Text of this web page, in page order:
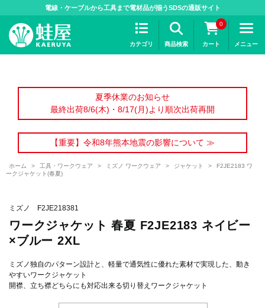
電線・ケーブルから工具まで電材品が揃うSDSの通販サイト
カテゴリ 商品検索
0
カート メニュー
夏季休業のお知らせ
最終出荷8/6(木)・8/17(月)より順次出荷再開
【重要】令和8年熊本地震の影響について ≫
ホーム > 工具・ワークウェア > ミズノ ワークウェア > ジャケット >
F2JE2183 ワ
ークジャケット(春夏)
ミズノ F2JE218381
ワークジャケット 春夏 F2JE2183 ネイビー
×ブルー 2XL
ミズノ独自のパターン設計と、軽量で通気性に優れた素材で実現した、動き
やすいワークジャケット
開襟、立ち襟どちらにも対応出来る切り替えワークジャケット